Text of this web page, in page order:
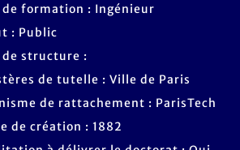
de formation : Ingénieur
: Public
de structure :
de tutelle : Ville de Paris
de rattachement : ParisTech
de création : 1882